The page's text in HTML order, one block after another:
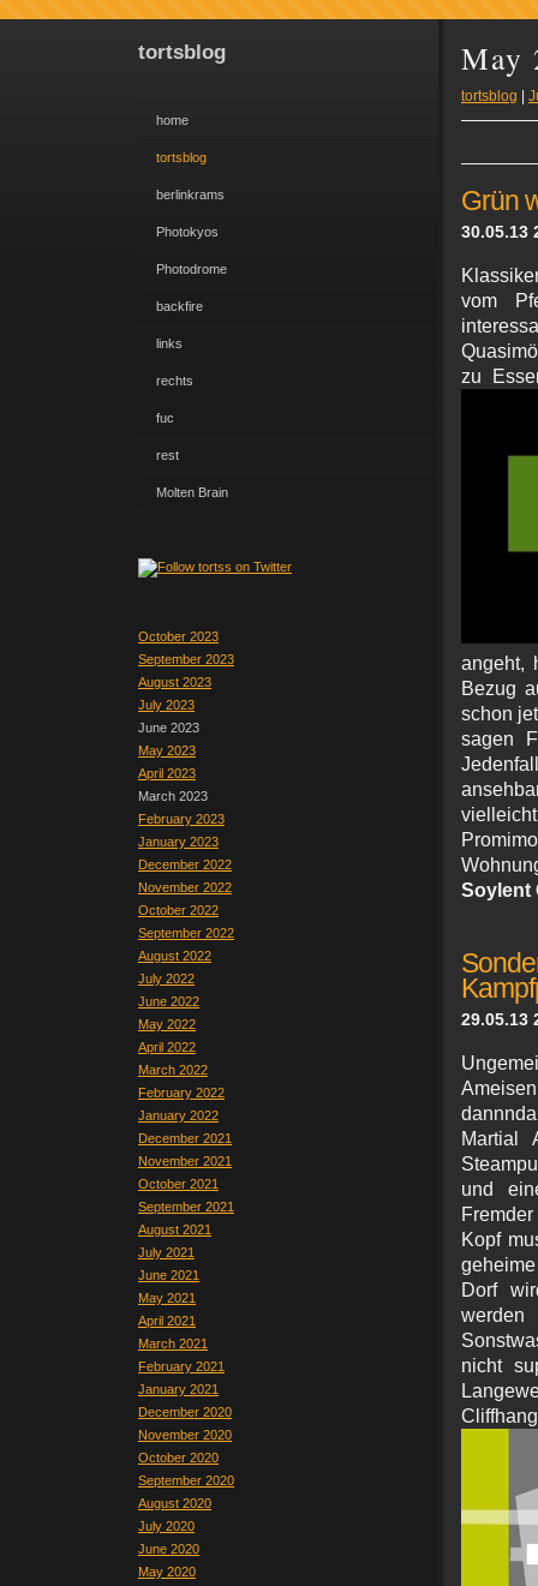
tortsblog
home
tortsblog
berlinkrams
Photokyos
Photodrome
backfire
links
rechts
fuc
rest
Molten Brain
October 2023
September 2023
August 2023
July 2023
June 2023
May 2023
April 2023
March 2023
February 2023
January 2023
December 2022
November 2022
October 2022
September 2022
August 2022
July 2022
June 2022
May 2022
April 2022
March 2022
February 2022
January 2022
December 2021
November 2021
October 2021
September 2021
August 2021
July 2021
June 2021
May 2021
April 2021
March 2021
February 2021
January 2021
December 2020
November 2020
October 2020
September 2020
August 2020
July 2020
June 2020
May 2020
May
tortsblog
Grün
30.05.13
vom
zu
angeht,
Bezug
schon
sagen
Soylent
29.05.13
Martial
und
Kopf
Dorf
nicht